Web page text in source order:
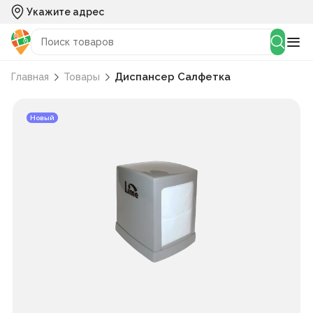
Укажите адрес
Главная Товары Диспансер Салфетка
Новый